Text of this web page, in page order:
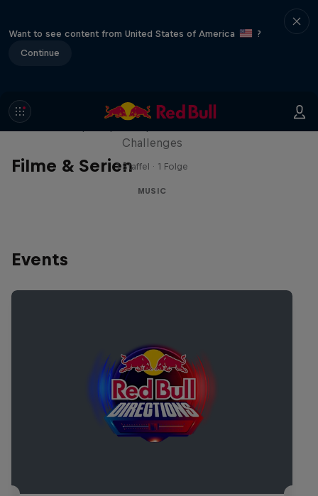
Want to see content from United States of America
?
Continue
Filme & Serien
Red Bull Trapped
Challenges
1 Staffel · 1 Folge
MUSIC
Events